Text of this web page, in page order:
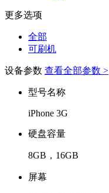
更多选项
全部
可刷机
设备参数 查看全部参数 >
型号名称
iPhone 3G
硬盘容量
8GB，16GB
屏幕